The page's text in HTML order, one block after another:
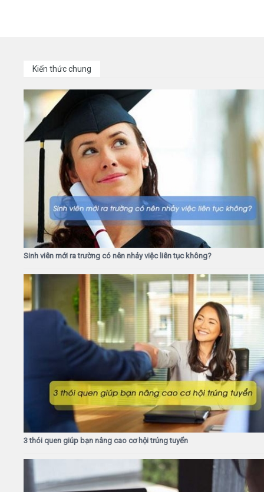
Kiến thức chung
Sinh viên mới ra trường có nên nhảy việc liên tục không?
3 thói quen giúp bạn nâng cao cơ hội trúng tuyển